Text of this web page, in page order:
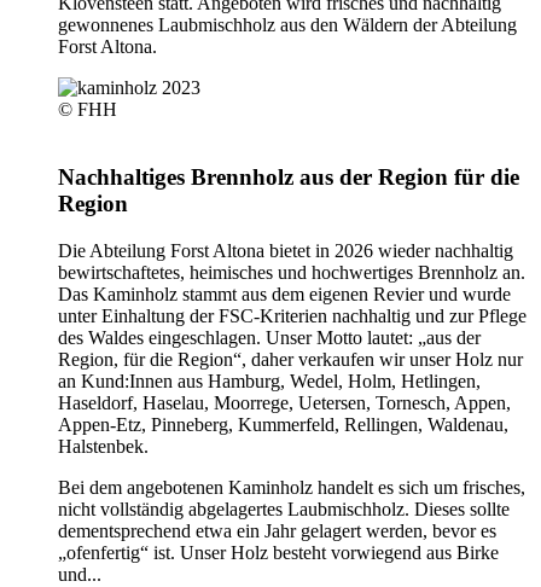
gewonnenes Laubmischholz aus den Wäldern der Abteilung
Forst Altona.
© FHH
Nachhaltiges Brennholz aus der Region für die
Region
Die Abteilung Forst Altona bietet in 2026 wieder nachhaltig
bewirtschaftetes, heimisches und hochwertiges Brennholz an.
Das Kaminholz stammt aus dem eigenen Revier und wurde
unter Einhaltung der FSC-Kriterien nachhaltig und zur Pflege
des Waldes eingeschlagen. Unser Motto lautet: „aus der
Region, für die Region“, daher verkaufen wir unser Holz nur
an Kund:Innen aus Hamburg, Wedel, Holm, Hetlingen,
Haseldorf, Haselau, Moorrege, Uetersen, Tornesch, Appen,
Appen-Etz, Pinneberg, Kummerfeld, Rellingen, Waldenau,
Halstenbek.
Bei dem angebotenen Kaminholz handelt es sich um frisches,
nicht vollständig abgelagertes Laubmischholz. Dieses sollte
dementsprechend etwa ein Jahr gelagert werden, bevor es
„ofenfertig“ ist. Unser Holz besteht vorwiegend aus Birke
und...